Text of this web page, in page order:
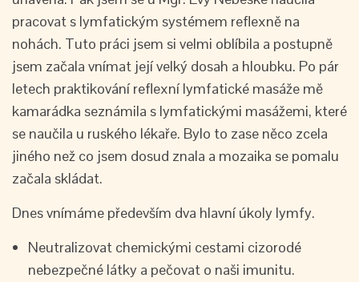
pracovat s lymfatickým systémem reflexně na
nohách. Tuto práci jsem si velmi oblíbila a postupně
jsem začala vnímat její velký dosah a hloubku. Po pár
letech praktikování reflexní lymfatické masáže mě
kamarádka seznámila s lymfatickými masážemi, které
se naučila u ruského lékaře. Bylo to zase něco zcela
jiného než co jsem dosud znala a mozaika se pomalu
začala skládat.
Dnes vnímáme především dva hlavní úkoly lymfy.
Neutralizovat chemickými cestami cizorodé
nebezpečné látky a pečovat o naši imunitu.